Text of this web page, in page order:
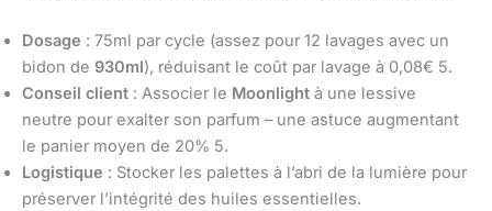
Dosage : 75ml par cycle (assez pour 12 lavages avec un
bidon de 930ml), réduisant le coût par lavage à 0,08€ 5.
Conseil client : Associer le Moonlight à une lessive
neutre pour exalter son parfum – une astuce augmentant
le panier moyen de 20% 5.
Logistique : Stocker les palettes à l’abri de la lumière pour
préserver l’intégrité des huiles essentielles.